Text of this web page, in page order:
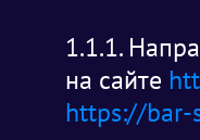
1.1.1.
на сайте
https://bar-